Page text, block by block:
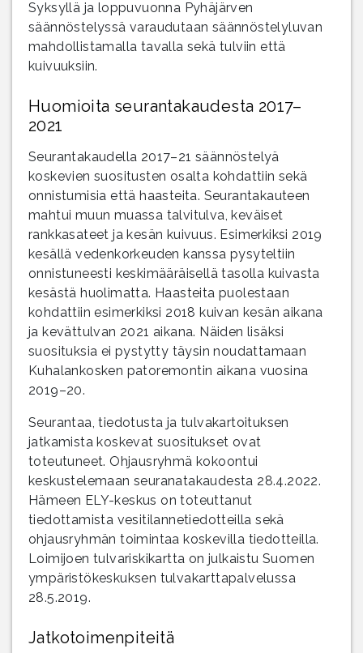
Syksyllä ja loppuvuonna Pyhäjärven
säännöstelyssä varaudutaan säännöstelyluvan
mahdollistamalla tavalla sekä tulviin että
kuivuuksiin.
Huomioita seurantakaudesta 2017–
2021
Seurantakaudella 2017–21 säännöstelyä
koskevien suositusten osalta kohdattiin sekä
onnistumisia että haasteita. Seurantakauteen
mahtui muun muassa talvitulva, keväiset
rankkasateet ja kesän kuivuus. Esimerkiksi 2019
kesällä vedenkorkeuden kanssa pysyteltiin
onnistuneesti keskimääräisellä tasolla kuivasta
kesästä huolimatta. Haasteita puolestaan
kohdattiin esimerkiksi 2018 kuivan kesän aikana
ja kevättulvan 2021 aikana. Näiden lisäksi
suosituksia ei pystytty täysin noudattamaan
Kuhalankosken patoremontin aikana vuosina
2019–20.
Seurantaa, tiedotusta ja tulvakartoituksen
jatkamista koskevat suositukset ovat
toteutuneet. Ohjausryhmä kokoontui
keskustelemaan seuranatakaudesta 28.4.2022.
Hämeen ELY-keskus on toteuttanut
tiedottamista vesitilannetiedotteilla sekä
ohjausryhmän toimintaa koskevilla tiedotteilla.
Loimijoen tulvariskikartta on julkaistu Suomen
ympäristökeskuksen tulvakarttapalvelussa
28.5.2019.
Jatkotoimenpiteitä